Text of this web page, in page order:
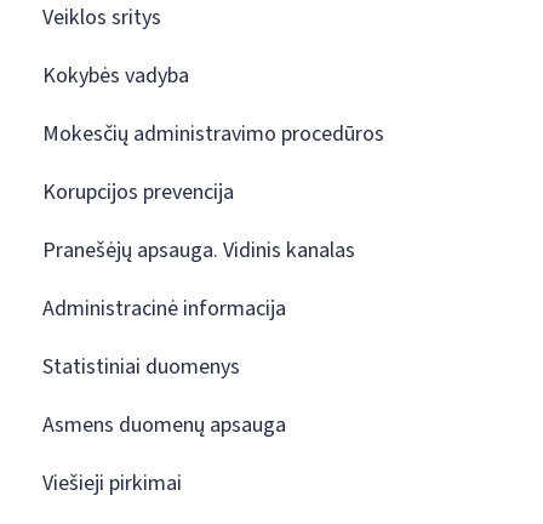
Veiklos sritys
Kokybės vadyba
Mokesčių administravimo procedūros
Korupcijos prevencija
Pranešėjų apsauga. Vidinis kanalas
Administracinė informacija
Statistiniai duomenys
Asmens duomenų apsauga
Viešieji pirkimai